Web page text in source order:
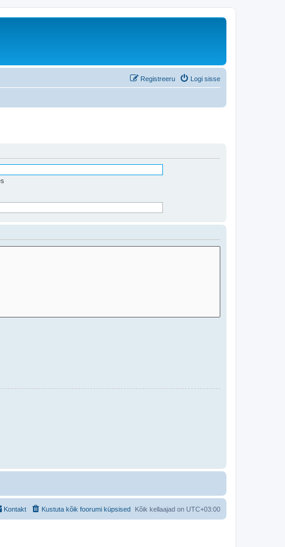
Logi sisse
Registreeru
Kõik kellaajad on UTC+03:00
Kustuta kõik foorumi küpsised
Kontakt